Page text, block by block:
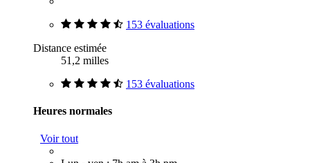
153 évaluations
Distance estimée
51,2 milles
153 évaluations
Heures normales
Voir tout